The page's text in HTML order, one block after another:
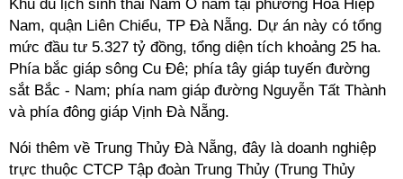
Khu du lịch sinh thái Nam Ô nằm tại phường Hoà Hiệp
Nam, quận Liên Chiểu, TP Đà Nẵng. Dự án này có tổng
mức đầu tư 5.327 tỷ đồng, tổng diện tích khoảng 25 ha.
Phía bắc giáp sông Cu Đê; phía tây giáp tuyến đường
sắt Bắc - Nam; phía nam giáp đường Nguyễn Tất Thành
và phía đông giáp Vịnh Đà Nẵng.
Nói thêm về Trung Thủy Đà Nẵng, đây là doanh nghiệp
trực thuộc CTCP Tập đoàn Trung Thủy (Trung Thủy